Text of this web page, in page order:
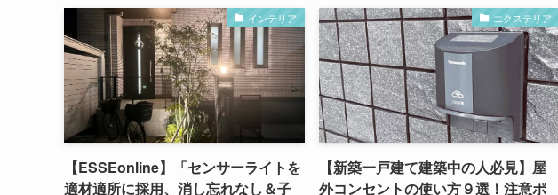
インテリア
【ESSEonline】「センサーライトを
適材適所に採用、消し忘れなし＆子
エクステリア
【新築一戸建て建築中の人必見】屋
外コンセントの使い方９選！注意ポ